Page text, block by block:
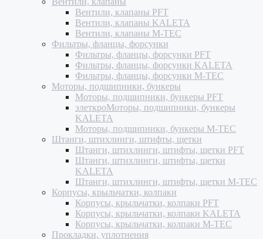
Вентили, клапаны PFT
Вентили, клапаны KALETA
Вентили, клапаны M-TEC
Фильтры, фланцы, форсунки
Фильтры, фланцы, форсунки PFT
Фильтры, фланцы, форсунки KALETA
Фильтры, фланцы, форсунки M-TEC
Моторы, подшипники, бункеры
Моторы, подшипники, бункеры PFT
элеткроМоторы, подшипники, бункеры
KALETA
Моторы, подшипники, бункеры M-TEC
Штанги, штихлинги, штифты, щетки
Штанги, штихлинги, штифты, щетки PFT
Штанги, штихлинги, штифты, щетки
KALETA
Штанги, штихлинги, штифты, щетки M-TEC
Корпусы, крыльчатки, колпаки
Корпусы, крыльчатки, колпаки PFT
Корпусы, крыльчатки, колпаки KALETA
Корпусы, крыльчатки, колпаки M-TEC
Прокладки, уплотнения